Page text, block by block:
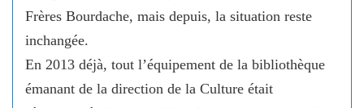
Frères Bourdache, mais depuis, la situation reste
inchangée.
En 2013 déjà, tout l’équipement de la bibliothèque
émanant de la direction de la Culture était